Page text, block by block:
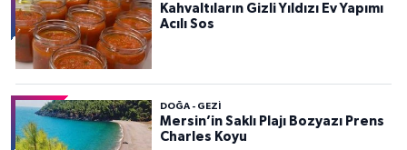
Kahvaltıların Gizli Yıldızı Ev Yapımı
Acılı Sos
DOĞA - GEZI
Mersin’in Saklı Plajı Bozyazı Prens
Charles Koyu